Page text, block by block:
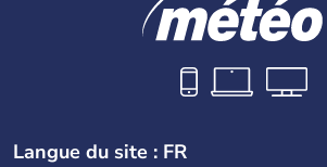
Langue du site : FR